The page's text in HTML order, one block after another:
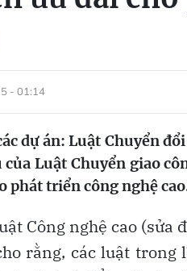
- 01:14
dự án: Luật Chuyển
Luật Chuyển giao
phát triển công nghệ
Công nghệ cao (sửa
rằng, các luật trong